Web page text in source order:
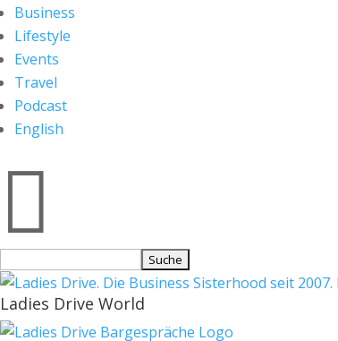
Business
Lifestyle
Events
Travel
Podcast
English

nach:
Ladies Drive World